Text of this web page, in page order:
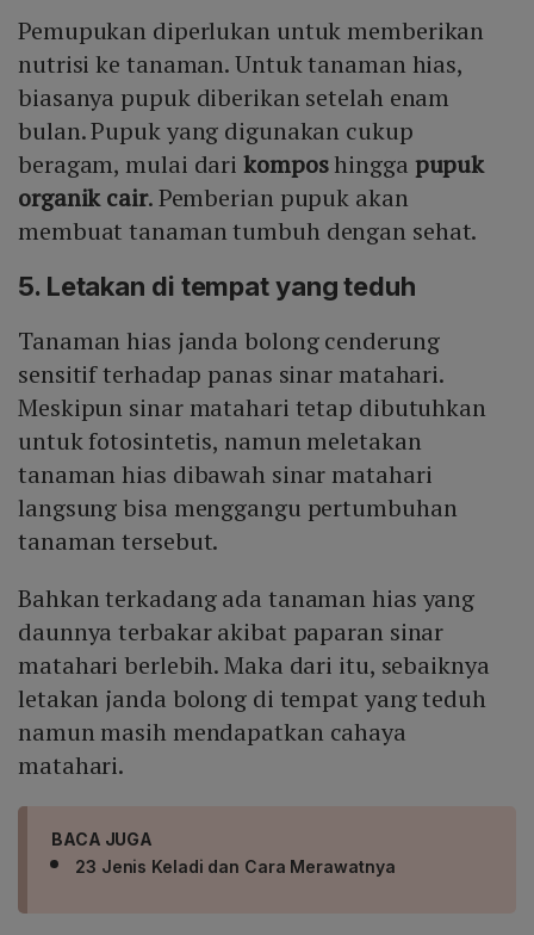
Pemupukan diperlukan untuk memberikan
nutrisi ke tanaman. Untuk tanaman hias,
biasanya pupuk diberikan setelah enam
bulan. Pupuk yang digunakan cukup
beragam, mulai dari komposhingga pupuk
organik cair. Pemberian pupuk akan
membuat tanaman tumbuh dengan sehat.
5. Letakan di tempat yang teduh
Tanaman hias janda bolong cenderung
sensitif terhadap panas sinar matahari.
Meskipun sinar matahari tetap dibutuhkan
untuk fotosintetis, namun meletakan
tanaman hias dibawah sinar matahari
langsung bisa menggangu pertumbuhan
tanaman tersebut.
Bahkan terkadang ada tanaman hias yang
daunnya terbakar akibat paparan sinar
matahari berlebih. Maka dari itu, sebaiknya
letakan janda bolong di tempat yang teduh
namun masih mendapatkan cahaya
matahari.
BACA JUGA
23 Jenis Keladi dan Cara Merawatnya